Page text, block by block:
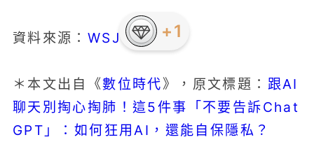
資料來源： WSJ
＊本文出自《數位時代》，原文標題： 跟AI
聊天別掏心掏肺！這5件事「不要告訴Chat
GPT」：如何狂用AI，還能自保隱私？